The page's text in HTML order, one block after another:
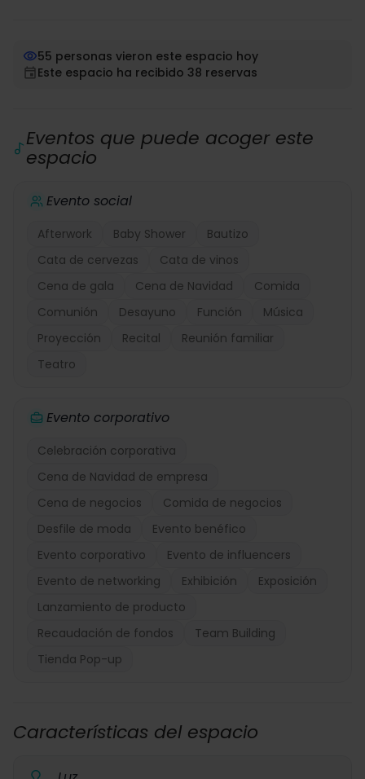
55 personas vieron este espacio hoy
Este espacio ha recibido 38 reservas
Eventos que puede acoger este
espacio
Evento social
Afterwork Baby Shower
Bautizo
Cata de cervezas
Cata de vinos
Cena de gala
Cena de Navidad
Comida
Comunión
Desayuno Función
Música
Proyección
Recital
Reunión familiar
Teatro
Evento corporativo
Celebración corporativa
Cena de Navidad de empresa
Cena de negocios
Comida de negocios
Desfile de moda
Evento benéfico
Evento corporativo
Evento de influencers
Evento de networking
Exhibición
Exposición
Lanzamiento de producto
Recaudación de fondos
Team Building
Tienda Pop-up
Características del espacio